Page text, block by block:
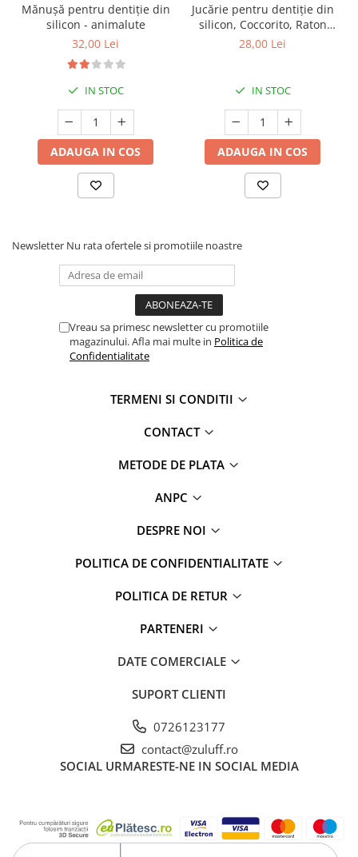
Mănușă pentru dentiție din
silicon - animalute
32,00 Lei
IN STOC
ADAUGA IN COS
Jucărie pentru dentiție din
silicon, Coccorito, Raton
Maro
28,00 Lei
IN STOC
ADAUGA IN COS
Newsletter Nu rata ofertele si promotiile noastre
Vreau sa primesc newsletter cu promotiile
magazinului. Afla mai multe in Politica de
Confidentialitate
TERMENI SI CONDITII
CONTACT
METODE DE PLATA
ANPC
DESPRE NOI
POLITICA DE CONFIDENTIALITATE
POLITICA DE RETUR
PARTENERI
DATE COMERCIALE
SUPORT CLIENTI
0726123177
contact@zuluff.ro
SOCIAL URMARESTE-NE IN SOCIAL MEDIA